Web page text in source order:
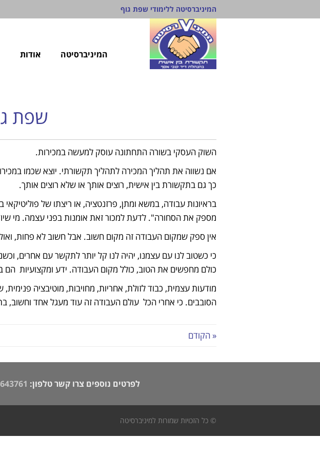
המיניברסיטה ללימודי שפת גוף
המיניברסיטה אודות
שפת
השוק העסקי בשורה התחתונה עוסק למעשה במכירות.
אם נשווה את תהליך המכירה לתהליך תקשורתי. יוצא שכמו
כך גם בתקשורת בין אישית, רוצים אותך או שלא רוצים אותך.
בראיונות עבודה, במשא ומתן, פרזנטציה, או ריצתו של
מספק את הסחורה". לדעת למכור זאת אומנות בפני עצמה. מי
אין ספק שמקום העבודה זה מקום חשוב. אבל חשוב לא פחות,
כי כשטוב לנו עם עצמנו, יהיה לנו קל יותר לתקשר עם אחרים,
כולם מחפשים את הטוב, כולל מקום העבודה. ידע ומקצועיות
מודעות עצמית, כבוד לזולת, אחריות, מחויבות, מוטיבציה
הסובבים. כי אחרי הכל עולם העבודה זה עוד מעגל אחד וחשוב,
« הקודם
לפרטים נוספים צרו קשר טלפון:
© כל הזכויות שמורות למיניברסיטה